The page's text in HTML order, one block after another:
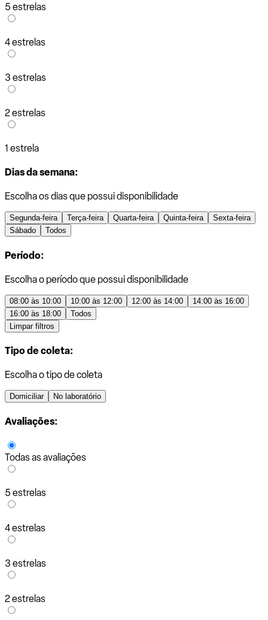
5 estrelas
4 estrelas
3 estrelas
2 estrelas
1 estrela
Dias da semana:
Escolha os dias que possui disponibilidade
Segunda-feira Terça-feira Quarta-feira Quinta-feira
Sexta-feira
Sábado
Todos
Período:
Escolha o período que possui disponibilidade
08:00 às 10:00 10:00 às 12:00 12:00 às 14:00
14:00 às 16:00
16:00 às 18:00
Todos
Limpar filtros
Tipo de coleta:
Escolha o tipo de coleta
Domiciliar No laboratório
Avaliações:
Todas as avaliações
5 estrelas
4 estrelas
3 estrelas
2 estrelas